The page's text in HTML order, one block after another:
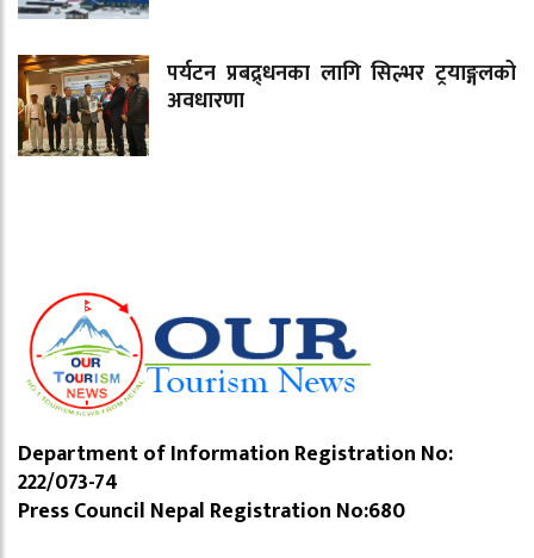
पर्यटन प्रबद्र्धनका लागि सिल्भर ट्रयाङ्गलको
अवधारणा
Department of Information Registration No:
222/073-74
Press Council Nepal Registration No:680